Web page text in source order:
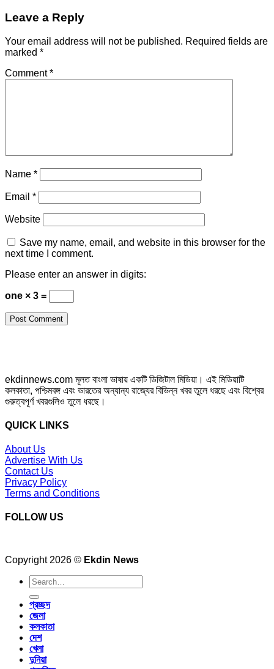
Leave a Reply
Your email address will not be published. Required fields are
marked *
Comment*
Name *
Email *
Website
Save my name, email, and website in this browser for the
next time I comment.
Please enter an answer in digits:
one × 3 =
ekdinnews.com মূলত বাংলা ভাষায় একটি ডিজিটাল মিডিয়া। এই মিডিয়াটি
কলকাতা, পশ্চিমবঙ্গ এবং ভারতের অন্যান্য রাজ্যের বিভিন্ন খবর তুলে ধরছে এবং বিশ্বের
গুরুত্বপূর্ণ খবরগুলিও তুলে ধরছে।
QUICK LINKS
About Us
Advertise With Us
Contact Us
Privacy Policy
Terms and Conditions
FOLLOW US
Copyright 2026 © Ekdin News
প্রচ্ছদ
জেলা
কলকাতা
দেশ
খেলা
দুনিয়া